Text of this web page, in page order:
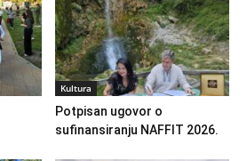
Kultura
Potpisan ugovor o
sufinansiranju NAFFIT 2026.